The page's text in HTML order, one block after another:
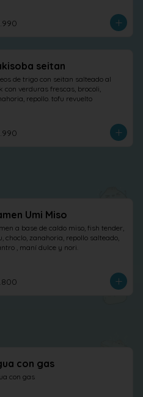
seitan
de trigo con seitan salteado al
con verduras frescas, brocoli,
repollo. tofu revuelto
Umi Miso
a base de caldo miso, fish tender,
choclo, zanahoria, repollo salteado,
, maní dulce y nori.
con gas
con gas